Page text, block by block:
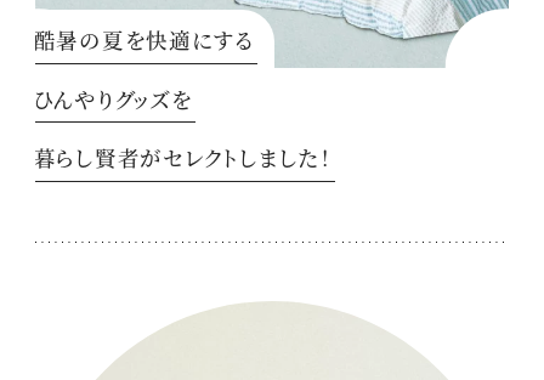
酷暑の夏を快適にする
ひんやりグッズを
暮らし賢者がセレクトしました！